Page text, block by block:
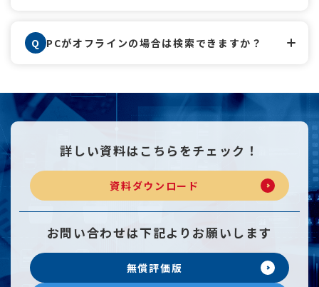
Q PCがオフラインの場合は検索できますか？
詳しい資料は こちらをチェック！
資料ダウンロード
お問い合わせは下記よりお願いします
無償評価版